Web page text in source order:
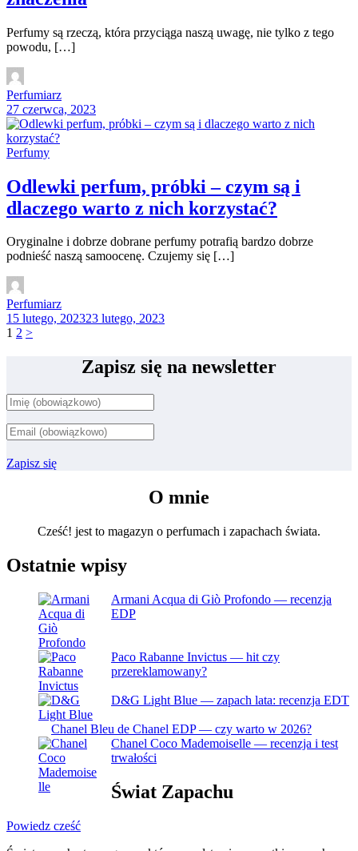
Perfumy są rzeczą, która przyciąga naszą uwagę, nie tylko z tego
powodu, […]
Perfumiarz
27 czerwca, 2023
Perfumy
Odlewki perfum, próbki – czym są i
dlaczego warto z nich korzystać?
Oryginalne i dobrze dobrane perfumy potrafią bardzo dobrze
podnieść naszą samoocenę. Czujemy się […]
Perfumiarz
15 lutego, 202323 lutego, 2023
Stronicowanie
1 2 >
Zapisz się na newsletter
Zapisz się
O mnie
Cześć! jest to magazyn o perfumach i zapachach świata.
Ostatnie wpisy
Armani Acqua di Giò Profondo — recenzja
EDP
Paco Rabanne Invictus — hit czy
przereklamowany?
D&G Light Blue — zapach lata: recenzja EDT
Chanel Bleu de Chanel EDP — czy warto w 2026?
Chanel Coco Mademoiselle — recenzja i test
trwałości
Świat Zapachu
Powiedz cześć